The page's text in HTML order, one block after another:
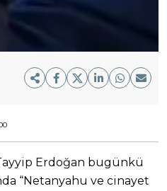
Erdoğan bugünkü
“Netanyahu ve cinayet